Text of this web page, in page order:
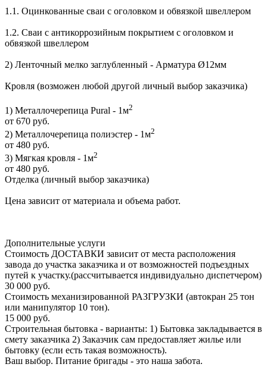
1.1. Оцинкованные сваи с оголовком и обвязкой швеллером
1.2. Сваи с антикоррозийным покрытием с оголовком и
обвязкой швеллером
2) Ленточный мелко заглубленный - Арматура Ø12мм
Кровля (возможен любой другой личный выбор заказчика)
1) Металлочерепица Pural - 1м2
от 670 руб.
2) Металлочерепица полиэстер - 1м2
от 480 руб.
3) Мягкая кровля - 1м2
от 480 руб.
Отделка (личный выбор заказчика)
Цена зависит от материала и объема работ.
Дополнительные услуги
Стоимость ДОСТАВКИ зависит от места расположения
завода до участка заказчика и от возможностей подъездных
путей к участку.(рассчитывается индивидуально диспетчером)
30 000 руб.
Стоимость механизированной РАЗГРУЗКИ (автокран 25 тон
или манипулятор 10 тон).
15 000 руб.
Строительная бытовка - варианты: 1) Бытовка закладывается в
смету заказчика 2) Заказчик сам предоставляет жилье или
бытовку (если есть такая возможность).
Ваш выбор. Питание бригады - это наша забота.